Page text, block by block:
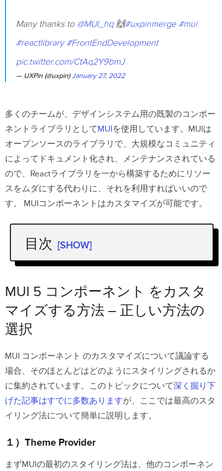
Many thanks to @MUI_hq🙌#uxpinmerge #mui
#reactlibrary #FrontEndDevelopment
pic.twitter.com/CtAq2Y9bmJ
— UXPin (@uxpin)January 27, 2022
多くのチームが、デザインシステム用の既製のコンポー
ネントライブラリとしてMUIを使用しています。MUIは
オープンソースのライブラリで、大規模なコミュニティ
によってドキュメント化され、メンテナンスされている
ので、Reactライブラリを一から構築するためにリソー
スをムダにする代わりに、それを利用すればいいので
す。
MUIコンポーネントはカスタマイズが可能です。
目次 [SHOW]
MUI 5 コンポーネント をカスタマイズ
する方法 – 正しい方法の選択
１）Theme Provider
４）コンポーネント ラッピング
５）スタイリングされてない コンポーネ
６）MUIBox Component
MUIをUXPin Mergeと同期する
MUI 5 コンポーネント をカスタ
マイズする方法 – 正しい方法の
選択
MUI コンポーネント のカスタマイズについて議論する
場合、そのほとんどはどのようにスタイリングされるか
に集約されています。このトピックについて深く掘り下
げた記事はすでに多数ありますが、ここでは最高のスタ
イリング法について簡単に説明します。
１）Theme Provider
まずMUIの最初のスタイリング法は、他のコンポーネン